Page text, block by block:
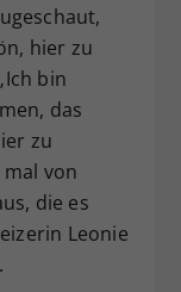
hier zu
bin
das
zu
von
die es
Leonie